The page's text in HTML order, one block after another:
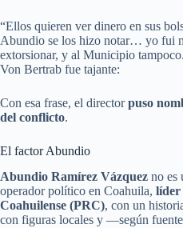
“Ellos quieren ver dinero en sus
Abundio se los hizo notar… yo fui
extorsionar, y al Municipio
Von Bertrab fue tajante:
Con esa frase, el directorpuso
del conflicto.
El factor Abundio
Abundio Ramírez Vázquez no es
operador político en Coahuila, líder
Coahuilense (PRC), con un
con figuras locales y —según